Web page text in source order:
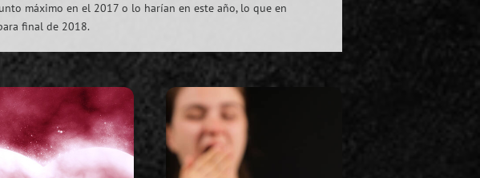
máximo en el 2017 o lo harían en este año, lo que en
final de 2018.